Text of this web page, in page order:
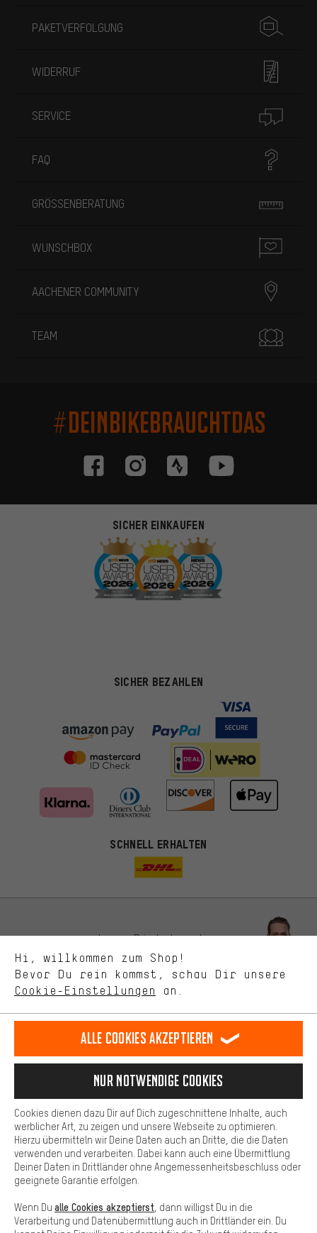
PAKETVERFOLGUNG
WIDERRUF
SERVICE
FAQ
GRÖSSENBERATUNG
WUNSCHBOX
AACHENER COMMUNITY
TEAM
#DEINBIKEBRAUCHTDAS
SICHER EINKAUFEN
SICHER BEZAHLEN
SCHNELL ERHALTEN
Lass Dich beraten
Terminbuchung
Kontaktformular
Unsere Datenschutzerklärung
Sprache"
Deutsch english español français
VERTRAG WIDERRUFEN Aachener Community Affiliateprogramm
Impressum Datenschutz Allgemeine Geschäftsbedingungen
Cookie-Einstellungen Kontrast ändern
Hi, willkommen zum Shop!
Bevor Du rein kommst, schau Dir unsere
Cookie-Einstellungen an.
Du bekommst, statt zufälliger Werbung, genauer passende
Angebote von uns. Diese Cookies helfen uns, Deine Interessen
besser zu erkennen und Dir relevante Produkte und Tipps zu
Uns interessiert, was Du in unserem Shop suchst und brauchst.
selbst Einfluss auf die Verbesserung unserer Webseite und
unseres Shop-Angebots.
Dein Shopping-Erlebnis wird komfortabler. Mit Komfort-Cookies
stellen wir Verknüpfungen zu Social Media Plattformen her. So
können wir dir weitere nützliche Inhalte und Informationen zur
Verfügung stellen. Zudem hast du die Möglichkeit zusätzliche
Services zu nutzen, die es dir erleichtern die richtigen Produkte zu
finden. Beispielsweise bieten wir eine Chat-Funktion an, damit
Fragen schnell und unkompliziert beantwortet werden können.
Basis
Basis-Cookies gewährleisten, dass Du unsere Webseite
grundsätzlich nutzen kannst.
Alle Cookies akzeptieren
Nur Notwendige Cookies
Cookies dienen dazu Dir auf Dich zugeschnittene Inhalte, auch
werblicher Art, zu zeigen und unsere Webseite zu optimieren.
Hierzu übermitteln wir Deine Daten auch an Dritte, die die Daten
verwenden und verarbeiten. Dabei kann auch eine Übermittlung
Deiner Daten in Drittländer ohne Angemessenheitsbeschluss oder
geeignete Garantie erfolgen.
Wenn Du alle Cookies akzeptierst , dann willigst Du in die
Verarbeitung und Datenübermittlung auch in Drittländer ein. Du